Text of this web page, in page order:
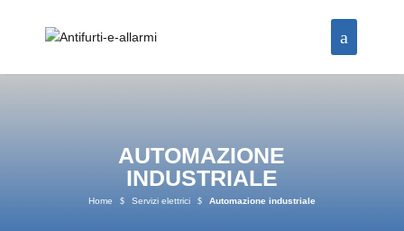
AUTOMAZIONE
INDUSTRIALE
Home $ Servizi elettrici $ Automazione industriale